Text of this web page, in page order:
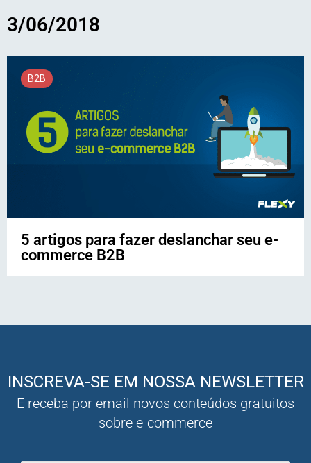
3/06/2018
B2B
5 artigos para fazer deslanchar seu e-
commerce B2B
INSCREVA-SE EM NOSSA NEWSLETTER
E receba por email novos conteúdos gratuitos
sobre e-commerce